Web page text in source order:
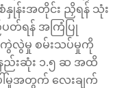
စံနှုန်းအတိုင်း ညှိရန် သုံး
တ်ရန် အကြံပြု
င့် ကွဲလွဲမှု စမ်းသပ်မှုကို
ည်းဆုံး ၁.၅ ဆ အထိ
ါ်မှုအတွက် လေးချက်